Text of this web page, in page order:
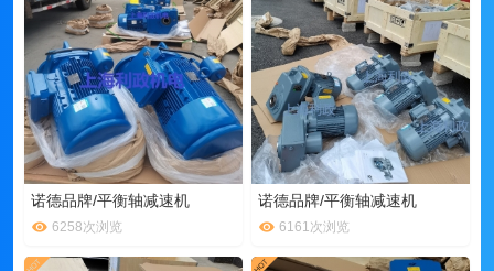
诺德品牌/平衡轴减速机
6258次浏览
诺德品牌/平衡轴减速机
6161次浏览